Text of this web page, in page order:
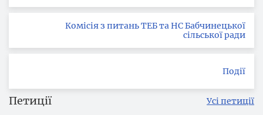
Комісія з питань ТЕБ та НС Бабчинецької
сільської ради
Події
Петиції Усі петиції